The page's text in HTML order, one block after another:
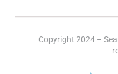
Copyright 2024 –